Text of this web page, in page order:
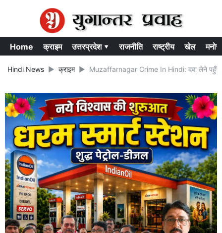
Home क्राइम उत्तरप्रदेश ▾ राजनीति राष्ट्रीय खेल
Hindi News क्राइम Muzaffarnagar Crime In Hindi: दवा लेने पहुँची